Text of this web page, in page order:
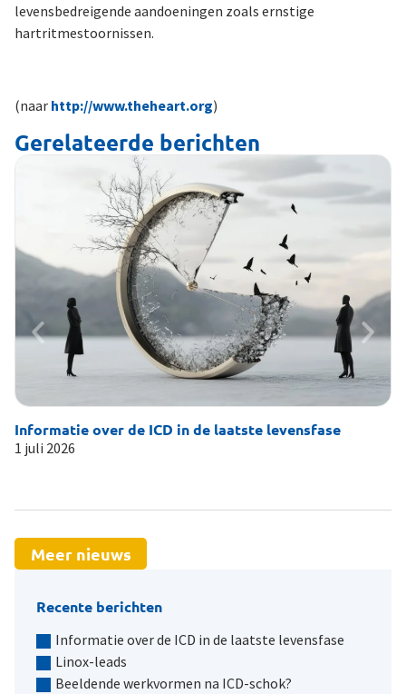
Recente berichten
Informatie over de ICD in de laatste levensfase
Linox-leads
Beeldende werkvormen na ICD-schok?
levensbedreigende aandoeningen zoals ernstige
hartritmestoornissen.
(naar http://www.theheart.org)
Gerelateerde berichten
Informatie over de ICD in de laatste levensfase
1 juli 2026
Meer nieuws